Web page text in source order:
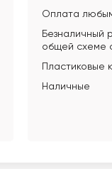
Оплата
Безналичный
общей схеме
Пластиковые
Наличные